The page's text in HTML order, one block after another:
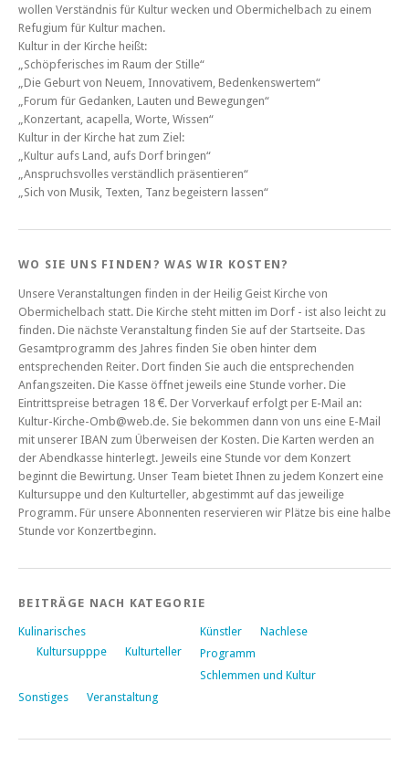
wollen Verständnis für Kultur wecken und Obermichelbach zu einem
Refugium für Kultur machen.
Kultur in der Kirche heißt:
„Schöpferisches im Raum der Stille“
„Die Geburt von Neuem, Innovativem, Bedenkenswertem“
„Forum für Gedanken, Lauten und Bewegungen“
„Konzertant, acapella, Worte, Wissen“
Kultur in der Kirche hat zum Ziel:
„Kultur aufs Land, aufs Dorf bringen“
„Anspruchsvolles verständlich präsentieren“
„Sich von Musik, Texten, Tanz begeistern lassen“
WO SIE UNS FINDEN? WAS WIR KOSTEN?
Unsere Veranstaltungen finden in der Heilig Geist Kirche von
Obermichelbach statt. Die Kirche steht mitten im Dorf - ist also leicht zu
finden. Die nächste Veranstaltung finden Sie auf der Startseite. Das
Gesamtprogramm des Jahres finden Sie oben hinter dem
entsprechenden Reiter. Dort finden Sie auch die entsprechenden
Anfangszeiten. Die Kasse öffnet jeweils eine Stunde vorher. Die
Eintrittspreise betragen 18 €. Der Vorverkauf erfolgt per E-Mail an:
Kultur-Kirche-Omb@web.de. Sie bekommen dann von uns eine E-Mail
mit unserer IBAN zum Überweisen der Kosten. Die Karten werden an
der Abendkasse hinterlegt. Jeweils eine Stunde vor dem Konzert
beginnt die Bewirtung. Unser Team bietet Ihnen zu jedem Konzert eine
Kultursuppe und den Kulturteller, abgestimmt auf das jeweilige
Programm. Für unsere Abonnenten reservieren wir Plätze bis eine halbe
Stunde vor Konzertbeginn.
BEITRÄGE NACH KATEGORIE
Kulinarisches
Kultursupppe
Kulturteller
Künstler
Nachlese
Programm
Schlemmen und Kultur
Sonstiges
Veranstaltung